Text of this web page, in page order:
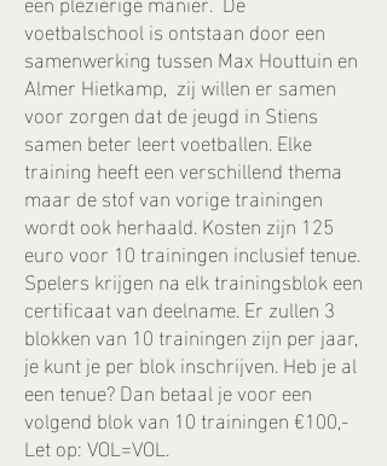
voetbalschool is ontstaan door een
samenwerking tussen Max Houttuin en
Almer Hietkamp, zij willen er samen
voor zorgen dat de jeugd in Stiens
samen beter leert voetballen. Elke
training heeft een verschillend thema
maar de stof van vorige trainingen
wordt ook herhaald. Kosten zijn 125
euro voor 10 trainingen inclusief tenue.
Spelers krijgen na elk trainingsblok een
certificaat van deelname. Er zullen 3
blokken van 10 trainingen zijn per jaar,
je kunt je per blok inschrijven. Heb je al
een tenue? Dan betaal je voor een
volgend blok van 10 trainingen €100,-
Let op: VOL=VOL.